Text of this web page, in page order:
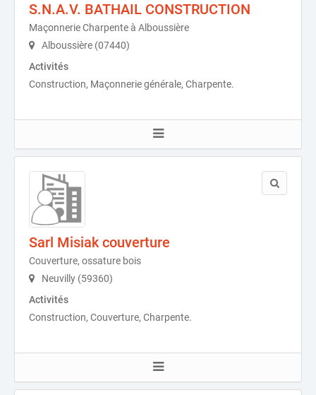
S.N.A.V. BATHAIL CONSTRUCTION
Maçonnerie Charpente à Alboussière
Alboussière (07440)
Activités
Construction, Maçonnerie générale, Charpente.
Sarl Misiak couverture
Couverture, ossature bois
Neuvilly (59360)
Activités
Construction, Couverture, Charpente.